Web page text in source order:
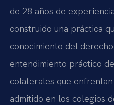
de 28 años de
construido una práctica
conocimiento del
entendimiento práctico
colaterales que enfrentan
admitido en los colegios